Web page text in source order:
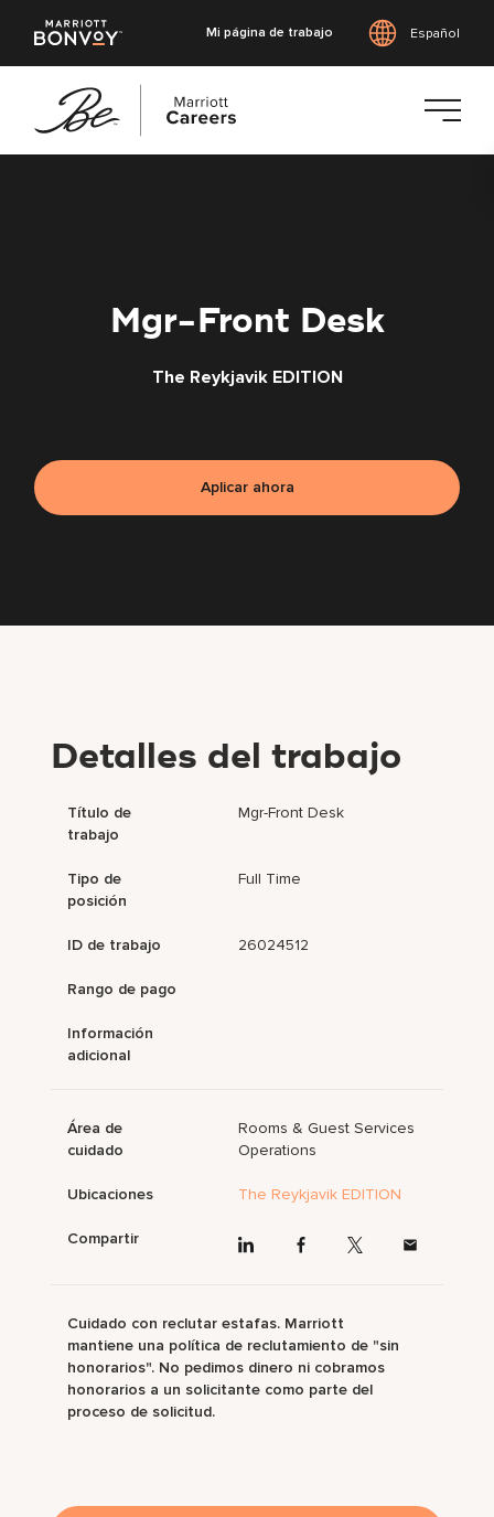
Mi página de trabajo Español
Mgr-Front Desk
The Reykjavik EDITION
Aplicar ahora
Detalles del trabajo
Título de
trabajo
Mgr-Front Desk
Tipo de
posición
Full Time
ID de trabajo 26024512
Rango de pago
Información
adicional
Área de
cuidado
Rooms & Guest Services
Operations
Ubicaciones The Reykjavik EDITION
Compartir
Cuidado con reclutar estafas. Marriott
mantiene una política de reclutamiento de "sin
honorarios". No pedimos dinero ni cobramos
honorarios a un solicitante como parte del
proceso de solicitud.